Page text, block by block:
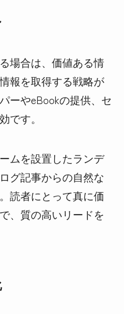
場合は、価値ある情
報を取得する戦略が
ーやeBookの提供、セ
です。
ムを設置したランデ
グ記事からの自然な
読者にとって真に価
、質の高いリードを